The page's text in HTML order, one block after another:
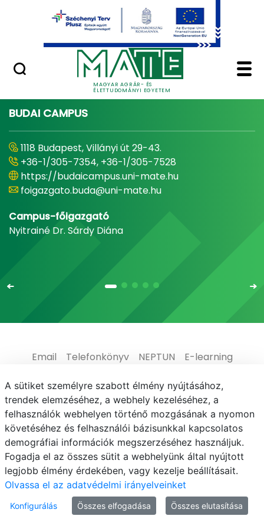
Ugrás a fő tartalomhoz
MAGYAR AGRÁR- ÉS
ÉLETTUDOMÁNYI EGYETEM
Minőségügy
Home - Magyar
BUDAI CAMPUS
1118 Budapest, Villányi út 29-43.
+36-1/305-7354, +36-1/305-7528
https://budaicampus.uni-mate.hu
foigazgato.buda@uni-mate.hu
Campus-főigazgató
Nyitrainé Dr. Sárdy Diána
Email Telefonkönyv NEPTUN
E-learning
Médiaközpont
Informatikai Igazgatóság
Adatvédelem
© MATE 2021
A sütiket személyre szabott élmény nyújtásához,
trendek elemzéséhez, a webhely kezeléséhez, a
felhasználók webhelyen történő mozgásának a nyomon
követéséhez és felhasználói bázisunkkal kapcsolatos
demográfiai információk megszerzéséhez használjuk.
Fogadja el az összes sütit a webhelyünk által nyújtott
legjobb élmény érdekében, vagy kezelje beállításait.
Olvassa el az adatvédelmi irányelveinket
Konfigurálás Összes elfogadása Összes elutasítása